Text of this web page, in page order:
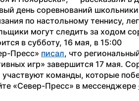
день соревнований
по настольному теннису,
могут следить за ходом
в субботу, 16 мая, в 15:00
Пресс» писал, что
игр» завершится 17 мая.
участвуют команды, которые
«Север-Пресс» в мессенджере